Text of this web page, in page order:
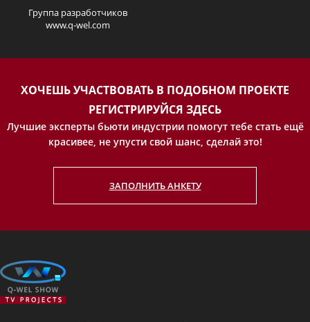
Группа разработчиков
www.q-wel.com
ХОЧЕШЬ УЧАСТВОВАТЬ В ПОДОБНОМ ПРОЕКТЕ
РЕГИСТРИРУЙСЯ ЗДЕСЬ
Лучшие эксперты бьюти индустрии помогут тебе стать ещё
красивее, не упусти свой шанс, сделай это!
ЗАПОЛНИТЬ АНКЕТУ